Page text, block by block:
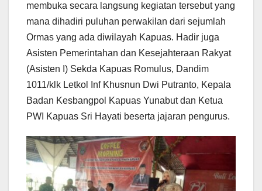
membuka secara langsung kegiatan tersebut yang
mana dihadiri puluhan perwakilan dari sejumlah
Ormas yang ada diwilayah Kapuas. Hadir juga
Asisten Pemerintahan dan Kesejahteraan Rakyat
(Asisten I) Sekda Kapuas Romulus, Dandim
1011/klk Letkol Inf Khusnun Dwi Putranto, Kepala
Badan Kesbangpol Kapuas Yunabut dan Ketua
PWI Kapuas Sri Hayati beserta jajaran pengurus.